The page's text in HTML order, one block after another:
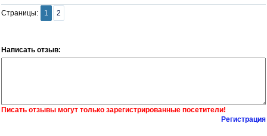
Страницы: 1 2
Написать отзыв:
Писать отзывы могут только зарегистрированные посетители!
Регистрация